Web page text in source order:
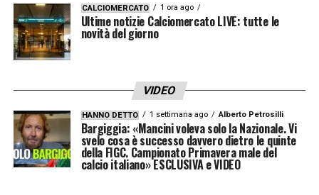
TEMPI SUPPLEMENTARI
chiede un mani di Igor Jesus, circondano
l’arbitro ma non c’è nulla, la palla colpisce
l’attaccante bianconero nella zona
addominale. Dopo l’1-0 tensione tra le
CALCIOMERCATO 1 ora ago
Ultime notizie Calciomercato LIVE: tutte le
novità del giorno
VIDEO
HANNO DETTO 1 settimana ago Alberto Petrosilli
Bargiggia: «Mancini voleva solo la Nazionale. Vi
svelo cosa è successo davvero dietro le quinte
della FIGC. Campionato Primavera male del
calcio italiano» ESCLUSIVA e VIDEO